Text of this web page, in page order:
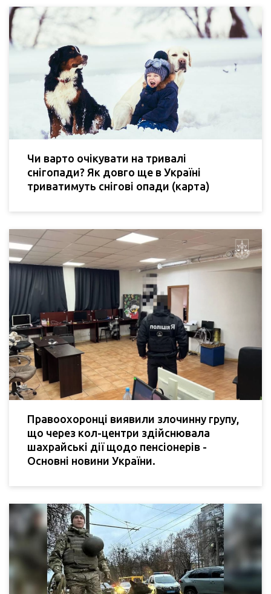
Чи варто очікувати на тривалі
снігопади? Як довго ще в Україні
триватимуть снігові опади (карта)
Правоохоронці виявили злочинну групу,
що через кол-центри здійснювала
шахрайські дії щодо пенсіонерів -
Основні новини України.